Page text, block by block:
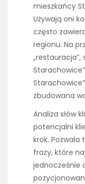
mieszkańcy
Używają oni
często
regionu. Na
„restauracja”,
zbudowana
Analiza słów
potencjalni
krok.
frazy, które
jednocześnie